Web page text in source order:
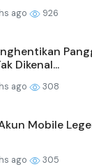
ago 926
Dikenal...
ago 308
Mobile
ago 305